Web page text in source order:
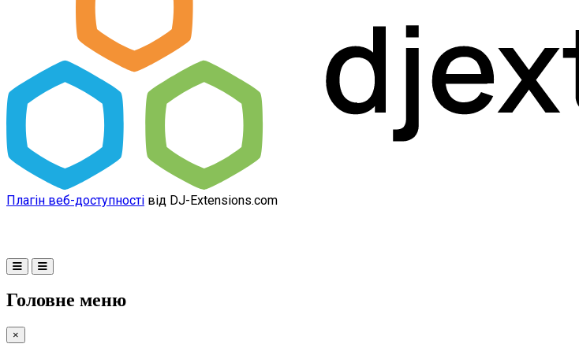
Плагін веб-доступності від DJ-Extensions.com
Головне меню
×